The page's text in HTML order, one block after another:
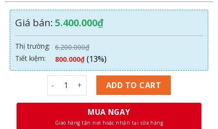
Giá bán:5.400.000₫
Thị trường: 6.200.000₫
Tiết kiệm:
800.000₫ (13%)
Cây Máy Tính HP 6300 Pro, CPU Core i7 3770,
ADD TO CART
MUA NGAY
Giao hàng tận nơi hoặc nhận tại cửa hàng